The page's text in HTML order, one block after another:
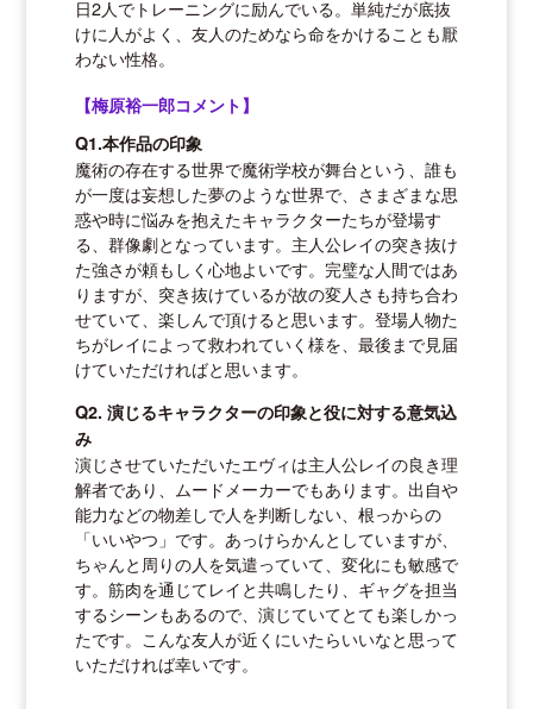
日2人でトレーニングに励んでいる。単純だが底抜
けに人がよく、友人のためなら命をかけることも厭
わない性格。
【梅原裕一郎コメント】
Q1.本作品の印象
魔術の存在する世界で魔術学校が舞台という、誰も
が一度は妄想した夢のような世界で、さまざまな思
惑や時に悩みを抱えたキャラクターたちが登場す
る、群像劇となっています。主人公レイの突き抜け
た強さが頼もしく心地よいです。完璧な人間ではあ
りますが、突き抜けているが故の変人さも持ち合わ
せていて、楽しんで頂けると思います。登場人物た
ちがレイによって救われていく様を、最後まで見届
けていただければと思います。
Q2. 演じるキャラクターの印象と役に対する意気込
み
演じさせていただいたエヴィは主人公レイの良き理
解者であり、ムードメーカーでもあります。出自や
能力などの物差しで人を判断しない、根っからの
「いいやつ」です。あっけらかんとしていますが、
ちゃんと周りの人を気遣っていて、変化にも敏感で
す。筋肉を通じてレイと共鳴したり、ギャグを担当
するシーンもあるので、演じていてとても楽しかっ
たです。こんな友人が近くにいたらいいなと思って
いただければ幸いです。